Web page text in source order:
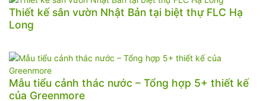
Thiết kế sân vườn Nhật Bản tại biệt thự FLC Hạ
Long
Mẫu tiểu cảnh thác nước – Tổng hợp 5+ thiết kế
của Greenmore